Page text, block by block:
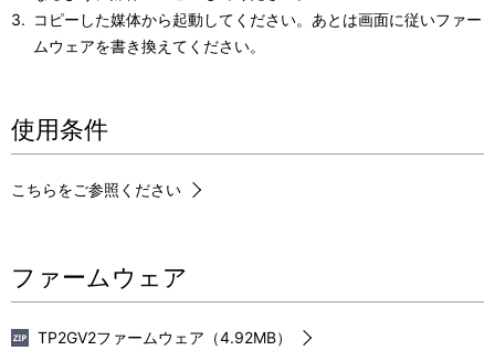
コピーした媒体から起動してください。あとは画面に従いファー
ムウェアを書き換えてください。
使用条件
こちらをご参照ください
ファームウェア
TP2GV2ファームウェア（4.92MB）